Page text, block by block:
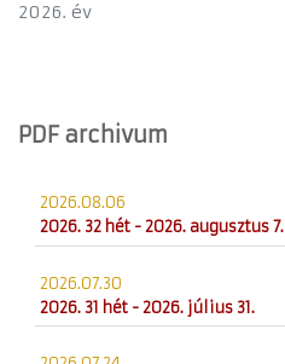
2026. év
PDF archivum
2026.08.06
2026. 32 hét - 2026. augusztus 7.
2026.07.30
2026. 31 hét - 2026. július 31.